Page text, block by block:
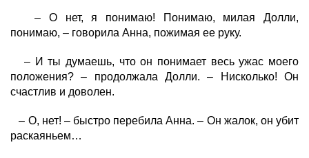
– О нет, я понимаю! Понимаю, милая Долли,
понимаю, – говорила Анна, пожимая ее руку.
– И ты думаешь, что он понимает весь ужас моего
положения? – продолжала Долли. – Нисколько! Он
счастлив и доволен.
– О, нет! – быстро перебила Анна. – Он жалок, он убит
раскаяньем…